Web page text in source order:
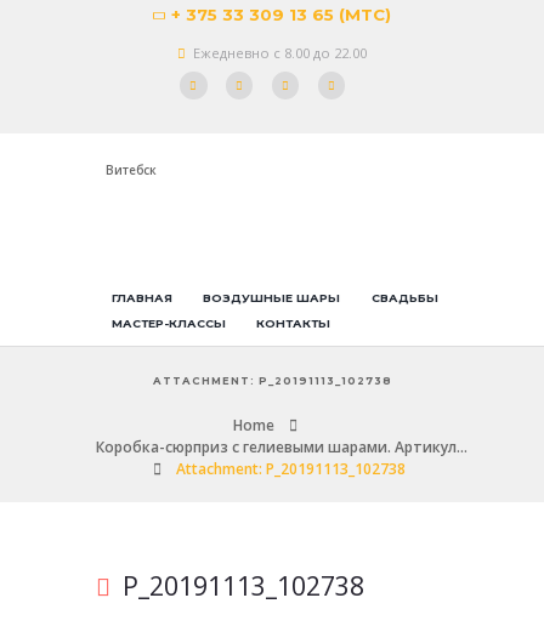
+ 375 33 309 13 65 (МТС)
Ежедневно с 8.00 до 22.00
Витебск
ГЛАВНАЯ ВОЗДУШНЫЕ ШАРЫ
СВАДЬБЫ
МАСТЕР-КЛАССЫ
КОНТАКТЫ
ATTACHMENT: P_20191113_102738
Home
Коробка-сюрприз с гелиевыми шарами. Артикул...
Attachment: P_20191113_102738
P_20191113_102738